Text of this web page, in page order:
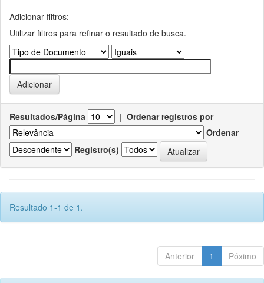
Adicionar filtros:
Utilizar filtros para refinar o resultado de busca.
Resultados/Página | Ordenar registros por
Ordenar
Registro(s)
Resultado 1-1 de 1.
Anterior 1 Póximo